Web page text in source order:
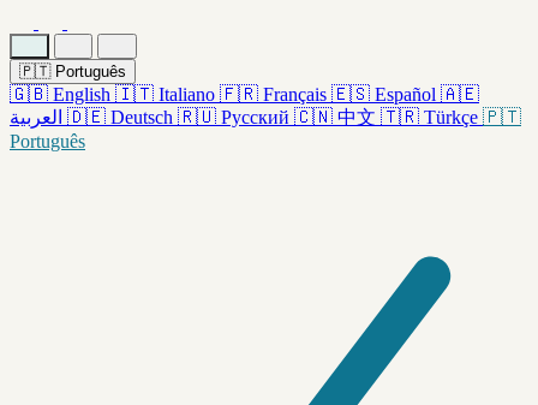
🇵🇹 Português
🇬🇧 English 🇮🇹 Italiano 🇫🇷 Français 🇪🇸 Español 🇦🇪
العربية 🇩🇪 Deutsch 🇷🇺 Русский 🇨🇳 中文 🇹🇷 Türkçe 🇵🇹
Português